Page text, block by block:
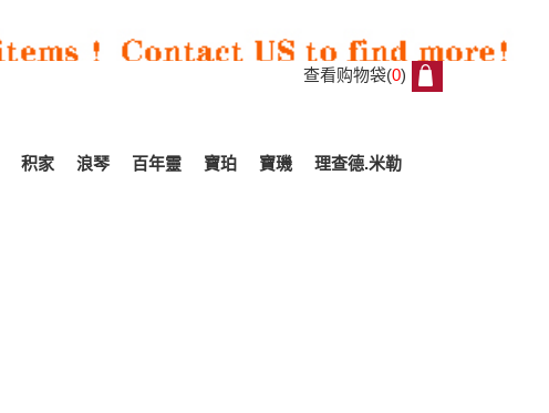
查看购物袋(0)
积家 浪琴 百年靈 寶珀 寶璣 理查德.米勒